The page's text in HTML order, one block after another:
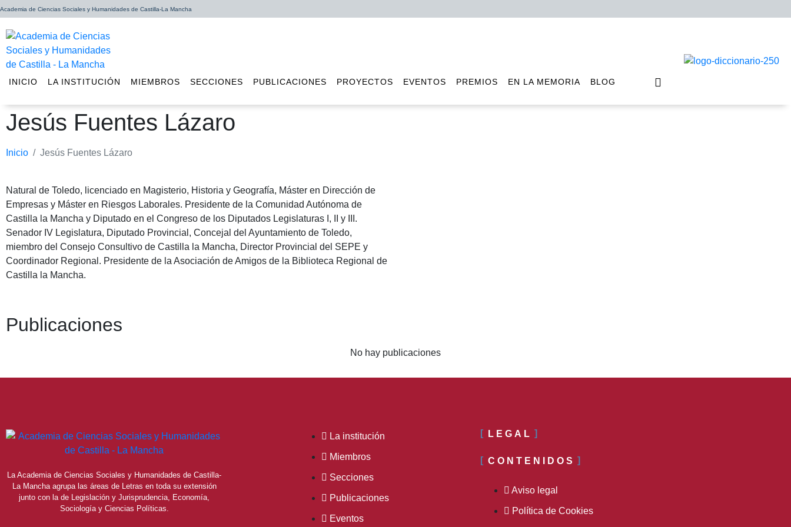
Academia de Ciencias Sociales y Humanidades de Castilla-La Mancha
INICIO LA INSTITUCIÓN MIEMBROS SECCIONES PUBLICACIONES PROYECTOS EVENTOS PREMIOS EN LA MEMORIA BLOG
Jesús Fuentes Lázaro
Inicio Jesús Fuentes Lázaro
Natural de Toledo, licenciado en Magisterio, Historia y Geografía, Máster en Dirección de
Empresas y Máster en Riesgos Laborales. Presidente de la Comunidad Autónoma de
Castilla la Mancha y Diputado en el Congreso de los Diputados Legislaturas I, II y III.
Senador IV Legislatura, Diputado Provincial, Concejal del Ayuntamiento de Toledo,
miembro del Consejo Consultivo de Castilla la Mancha, Director Provincial del SEPE y
Coordinador Regional. Presidente de la Asociación de Amigos de la Biblioteca Regional de
Castilla la Mancha.
Publicaciones
No hay publicaciones
La Academia de Ciencias Sociales y Humanidades de Castilla-
La Mancha agrupa las áreas de Letras en toda su extensión
junto con la de Legislación y Jurisprudencia, Economía,
Sociología y Ciencias Políticas.
La institución
Miembros
Secciones
Publicaciones
Eventos
LEGAL
CONTENIDOS
Aviso legal
Política de Cookies